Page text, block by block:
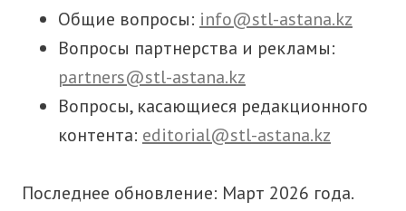
Общие вопросы: info@stl-astana.kz
Вопросы партнерства и рекламы:
partners@stl-astana.kz
Вопросы, касающиеся редакционного
контента: editorial@stl-astana.kz
Последнее обновление: Март 2026 года.